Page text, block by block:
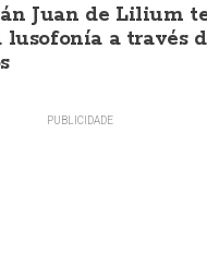
Juan de Lilium
lusofonía a través